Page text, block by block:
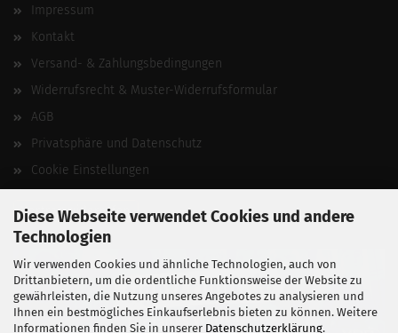
Diese Webseite verwendet Cookies und andere
Technologien
Wir verwenden Cookies und ähnliche Technologien, auch von
Drittanbietern, um die ordentliche Funktionsweise der Website zu
gewährleisten, die Nutzung unseres Angebotes zu analysieren und
Ihnen ein bestmögliches Einkaufserlebnis bieten zu können. Weitere
Informationen finden Sie in unserer Datenschutzerklärung.
Impressum
Kontakt
Versand- & Zahlungsbedingungen
Widerrufsrecht & Muster-Widerrufsformular
AGB
Privatsphäre und Datenschutz
Cookie Einstellungen
Vertrag widerrufen